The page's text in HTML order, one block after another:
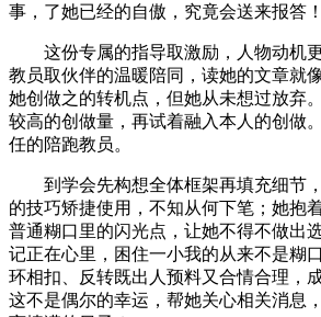
事，了她已经的自傲，究竟会送来报答！
这份专属的指导取激励，人物动机
教员取伙伴的温暖陪同，读她的文章就
她创做之的转机点，但她从未想过放弃
较高的创做量，再试着融入本人的创做
任的陪跑教员。
到学会先构想全体框架再填充细节，
的技巧矫捷使用，不知从何下笔；她抱
普通糊口里的闪光点，让她不得不做出
记正在心里，困住一小我的从来不是糊
环相扣、反转既出人预料又合情合理，
这不是偶尔的幸运，帮她关心相关消息